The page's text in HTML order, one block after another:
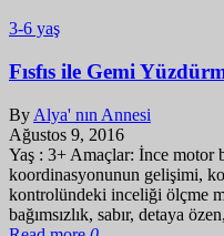
3-6 yaş
Fısfıs ile Gemi
By Alya' nın Annesi
Ağustos 9, 2016
Yaş : 3+ Amaçlar: İnce motor
koordinasyonunun gelişimi,
kontrolündeki inceliği ölçme
bağımsızlık, sabır, detaya